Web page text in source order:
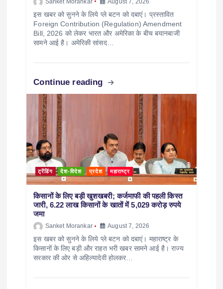
Sanket Morankar August 7, 2026
इस खबर को सुनने के लिये प्ले बटन को दबाएं। प्रस्तावित
Foreign Contribution (Regulation) Amendment
Bill, 2026 को लेकर भारत और अमेरिका के बीच बयानबाजी
सामने आई है। अमेरिकी सांसद…
Continue reading
ट्रेंडिंग देश-विदेश प्रदेश महाराष्ट्र
किसानों के लिए बड़ी खुशखबरी; कर्जमाफी की पहली किस्त
जारी, 6.22 लाख किसानों के खातों में 5,029 करोड़ रुपये
जमा
Sanket Morankar August 7, 2026
इस खबर को सुनने के लिये प्ले बटन को दबाएं। महाराष्ट्र के
किसानों के लिए बड़ी और राहत भरी खबर सामने आई है। राज्य
सरकार की ओर से अहिल्यादेवी होलकर…